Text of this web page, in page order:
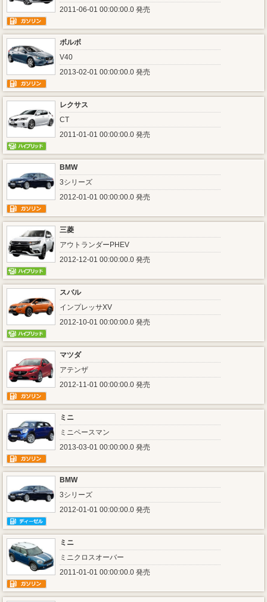
2011-06-01 00:00:00.0 発売
ボルボ
V40
2013-02-01 00:00:00.0 発売
レクサス
CT
2011-01-01 00:00:00.0 発売
BMW
3シリーズ
2012-01-01 00:00:00.0 発売
三菱
アウトランダーPHEV
2012-12-01 00:00:00.0 発売
スバル
インプレッサXV
2012-10-01 00:00:00.0 発売
マツダ
アテンザ
2012-11-01 00:00:00.0 発売
ミニ
ミニペースマン
2013-03-01 00:00:00.0 発売
BMW
3シリーズ
2012-01-01 00:00:00.0 発売
ミニ
ミニクロスオーバー
2011-01-01 00:00:00.0 発売